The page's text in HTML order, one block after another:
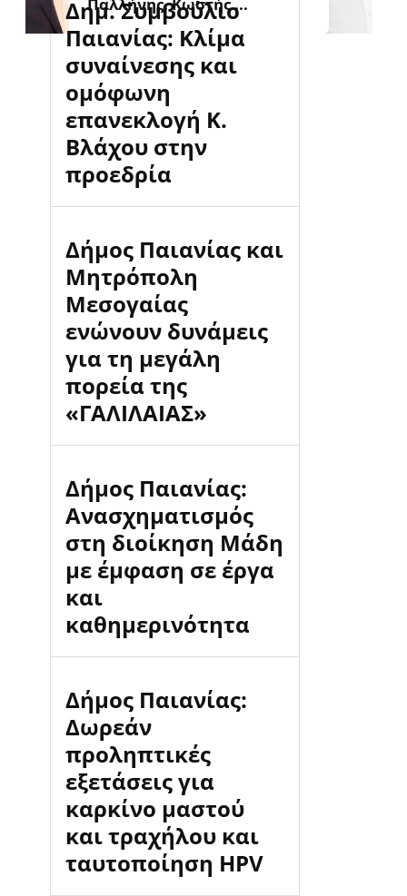
Παλλήνης, Κωστής ...
Δημ. Συμβούλιο
Παιανίας: Κλίμα
συναίνεσης και
ομόφωνη
επανεκλογή Κ.
Βλάχου στην
προεδρία
Δήμος Παιανίας και
Μητρόπολη
Μεσογαίας
ενώνουν δυνάμεις
για τη μεγάλη
πορεία της
«ΓΑΛΙΛΑΙΑΣ»
Δήμος Παιανίας:
Ανασχηματισμός
στη διοίκηση Μάδη
με έμφαση σε έργα
και
καθημερινότητα
Δήμος Παιανίας:
Δωρεάν
προληπτικές
εξετάσεις για
καρκίνο μαστού
και τραχήλου και
ταυτοποίηση HPV